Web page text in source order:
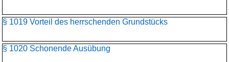
§ 1019 Vorteil des herrschenden Grundstücks
§ 1020 Schonende Ausübung